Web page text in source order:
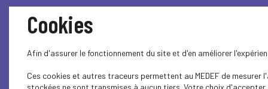
Cookies
Afin d'assurer le fonctionnement du site et d'en améliorer
Ces cookies et autres traceurs permettent au MEDEF de
stockées ne sont transmises à aucun tiers. Votre choix